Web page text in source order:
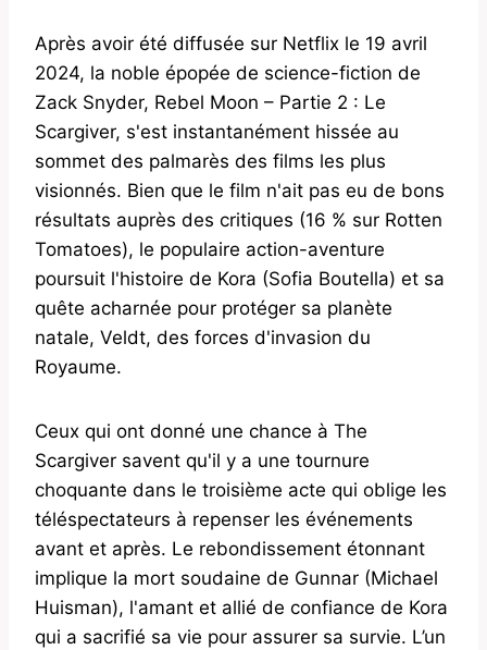
Après avoir été diffusée sur Netflix le 19 avril
2024, la noble épopée de science-fiction de
Zack Snyder, Rebel Moon – Partie 2 : Le
Scargiver, s'est instantanément hissée au
sommet des palmarès des films les plus
visionnés. Bien que le film n'ait pas eu de bons
résultats auprès des critiques (16 % sur Rotten
Tomatoes), le populaire action-aventure
poursuit l'histoire de Kora (Sofia Boutella) et sa
quête acharnée pour protéger sa planète
natale, Veldt, des forces d'invasion du
Royaume.
Ceux qui ont donné une chance à The
Scargiver savent qu'il y a une tournure
choquante dans le troisième acte qui oblige les
téléspectateurs à repenser les événements
avant et après. Le rebondissement étonnant
implique la mort soudaine de Gunnar (Michael
Huisman), l'amant et allié de confiance de Kora
qui a sacrifié sa vie pour assurer sa survie. L’un